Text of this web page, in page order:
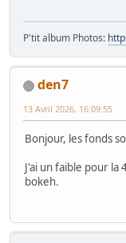
P'tit album Photos:
den7
13 Avril 2026, 16:09:55
Bonjour, les fonds
J'ai un faible pour la
bokeh.